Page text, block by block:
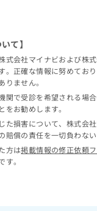
て】
式会社マイナビおよび株
。正確な情報に努めてお
ません。
関で受診を希望される場
をお勧めします。
た損害について、株式会
賠償の責任を一切負わない
方は掲載情報の修正依頼
。